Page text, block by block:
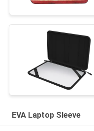
EVA Laptop Sleeve